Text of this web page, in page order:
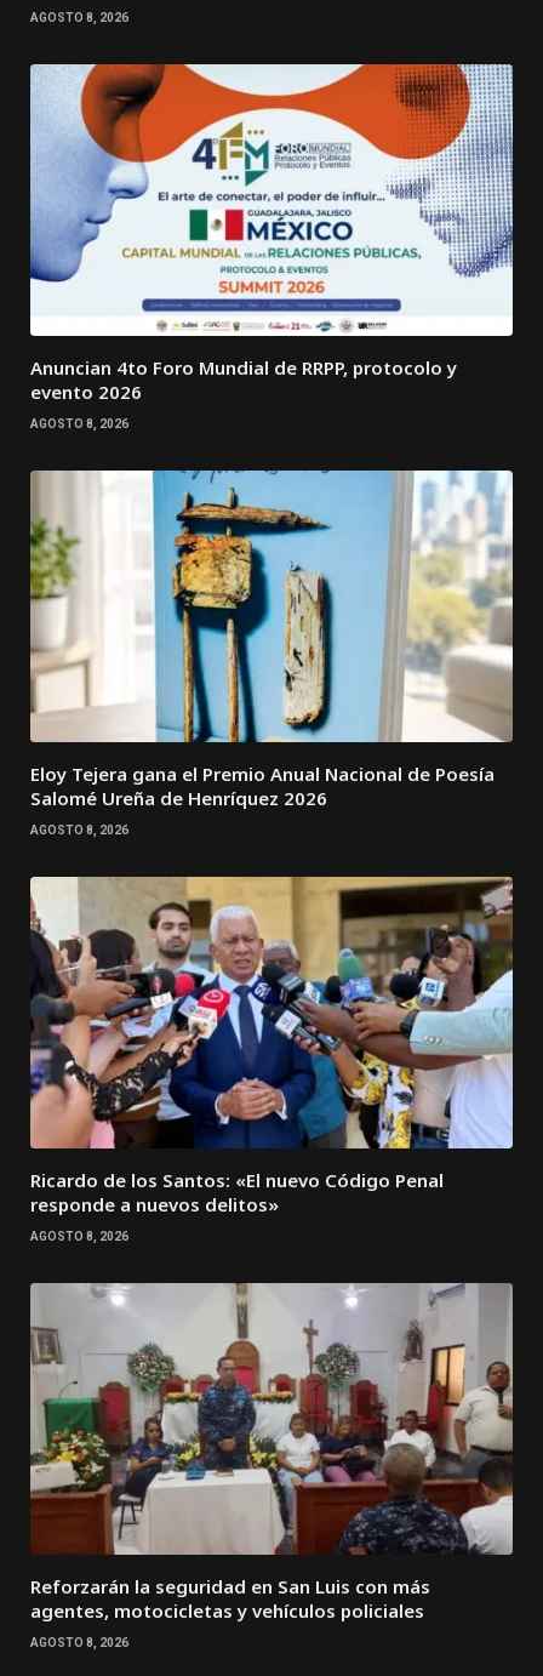
AGOSTO 8, 2026
Anuncian 4to Foro Mundial de RRPP, protocolo y
evento 2026
AGOSTO 8, 2026
Eloy Tejera gana el Premio Anual Nacional de Poesía
Salomé Ureña de Henríquez 2026
AGOSTO 8, 2026
Ricardo de los Santos: «El nuevo Código Penal
responde a nuevos delitos»
AGOSTO 8, 2026
Reforzarán la seguridad en San Luis con más
agentes, motocicletas y vehículos policiales
AGOSTO 8, 2026